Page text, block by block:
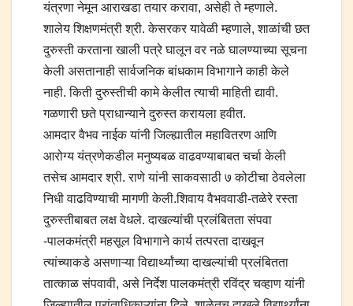
यंत्रणा नेमून आराखडा तयार करावा, असेही ते म्हणाले.
शालेय शिक्षणमंत्री श्री. केसरकर यावेळी म्हणाले, शाळांची छत
दुरुस्ती करताना खाली पत्रे घालून वर नळे घालण्याच्या सूचना
केली असतानाही सार्वजनिक बांधकाम विभागाने काही केले
नाही. किती दुरुस्तीची कामे केलीत त्याची माहिती द्यावी.
गळणारी छते प्राधान्याने दुरुस्त करायला हवीत.
आमदार वैभव नाईक यांनी जिल्ह्यातील महावितरण आणि
आरोग्य यंत्रणेकडील मनुष्यबळ वाढवण्याबाबत चर्चा केली
तसेच आमदार श्री. राणे यांनी साकवसाठी ७ कोटीचा ठेवलेला
निधी वाढविण्याची मागणी केली.शिवाय वैभववाडी-तळेरे रस्ता
दुरुस्तीबाबत लक्ष वेधले. दाखल्यांची प्रलंबितता संपवा
-पालकमंत्री महसूल विभागाने कार्य तत्परता दाखवून
त्यांच्याकडे असणाऱ्या विद्यार्थ्यांच्या दाखल्यांची प्रलंबितता
तात्काळ संपवावी, असे निर्देश पालकमंत्री रविंद्र चव्हाण यांनी